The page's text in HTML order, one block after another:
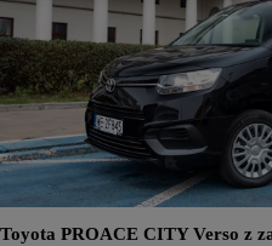
Toyota PROACE CITY Verso z